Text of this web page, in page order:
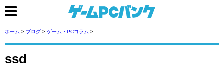
ホーム > ブログ > ゲーム・PCコラム >
ssd